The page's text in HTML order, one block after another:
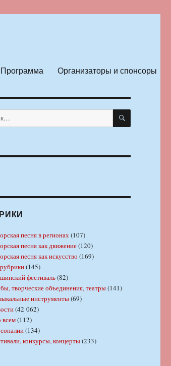
Программа Организаторы и спонсоры
ПОИСК
песня в регионах(107)
песня как движение(120)
песня как искусство (169)
(145)
фестиваль(82)
творческие объединения, театры(141)
инструменты(69)
(42 062)
всем(112)
(134)
конкурсы, концерты(233)